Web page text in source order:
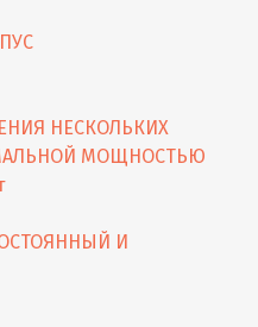
НЕСКОЛЬКИХ
МОЩНОСТЬЮ
И